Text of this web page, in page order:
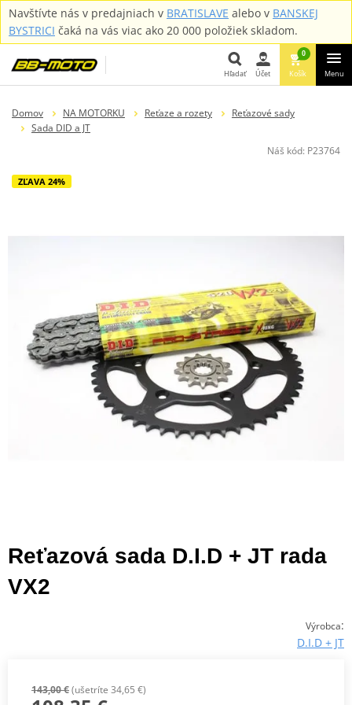
Navštívte nás v predajniach v BRATISLAVE alebo v BANSKEJ
BYSTRICI čaká na vás viac ako 20 000 položiek skladom.
Hľadať
Hľadať Účet
0
Košík Menu
Domov NA MOTORKU Reťaze a rozety
Reťazové sady
Sada DID a JT
Náš kód: P23764
ZĽAVA 24%
Reťazová sada D.I.D + JT rada
VX2
Výrobca:
D.I.D + JT
143,00 €(ušetríte 34,65 €)